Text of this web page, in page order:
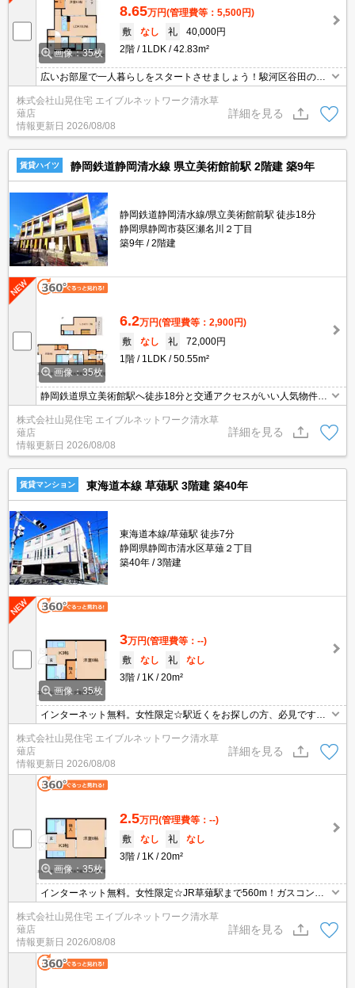
画像：35枚
8.65万円(管理費等：5,500円)
敷
なし 礼
40,000円
2階
1LDK 42.83m²
広いお部屋で一人暮らしをスタートさせましょう！駿河区谷田の閑
ソックがはいったセキュリティ物件で、他にもＴＶモニターホンや
防犯カメラ、シャッターなどあなたの“不安”を取り除いてくれます♪
室内設備はフルスペックですからどうぞご覧あれ～。インターネッ
ト無料です♪
株式会社山晃住宅 エイブルネットワーク清水草
薙店
情報更新日 2026/08/08
詳細を見る
賃貸ハイツ 静岡鉄道静岡清水線 県立美術館前駅 2階建 築9年
静岡鉄道静岡清水線/県立美術館前駅 徒歩18分
静岡県静岡市葵区瀬名川２丁目
築9年
2階建
画像：35枚
6.2万円(管理費等：2,900円)
敷
なし 礼
72,000円
1階
1LDK 50.55m²
静岡鉄道県立美術館駅へ徒歩18分と交通アクセスがいい人気物件の
募集が始まりましたよ。徒歩圏内にスーパー・ドラックストアがあ
るので周辺環境も充実。ペットが飼育可能。LDKが11.3帖・洋室が
8帖と広々空間。南東向きなので日当たりが良好。追焚機能・浴室
乾燥・ウォシュレット・TVモニターホン付きなので設備が豊富。オ
ススメ。
株式会社山晃住宅 エイブルネットワーク清水草
薙店
情報更新日 2026/08/08
詳細を見る
賃貸マンション 東海道本線 草薙駅 3階建 築40年
東海道本線/草薙駅 徒歩7分
静岡県静岡市清水区草薙２丁目
築40年
3階建
画像：35枚
3万円(管理費等：--)
敷
なし 礼
なし
3階
1K 20m²
インターネット無料。女性限定☆駅近くをお探しの方、必見です（J
R草薙駅まで60m）！ガスコンロ使用可でお料理好きの方におすす
め♪お家賃にご注目！敷金＆礼金無しで初期費用もかしこく節約しち
ゃいましょう(#^.^#)最上階で眺めもいいですよ☆お問い合わせはお
早めに！
株式会社山晃住宅 エイブルネットワーク清水草
薙店
情報更新日 2026/08/08
詳細を見る
画像：35枚
2.5万円(管理費等：--)
敷
なし 礼
なし
3階
1K 20m²
インターネット無料。女性限定☆JR草薙駅まで560m！ガスコンロ
にくいですよ(^_-)-☆お家賃にご注目！敷金1ヶ月で初期費用もかし
こく節約しちゃいましょう(#^.^#)最上階で眺めもいいですよ☆お問
い合わせはお早めに！
株式会社山晃住宅 エイブルネットワーク清水草
薙店
情報更新日 2026/08/08
詳細を見る